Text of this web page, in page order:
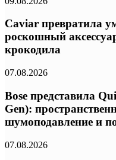
Caviar превратила
роскошный
крокодила
07.08.2026
Bose представила
Gen):
шумоподавление и
07.08.2026